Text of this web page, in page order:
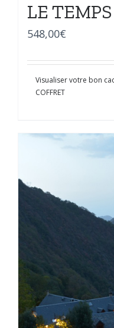
LE
548,00€
Visualiser votre bon
COFFRET